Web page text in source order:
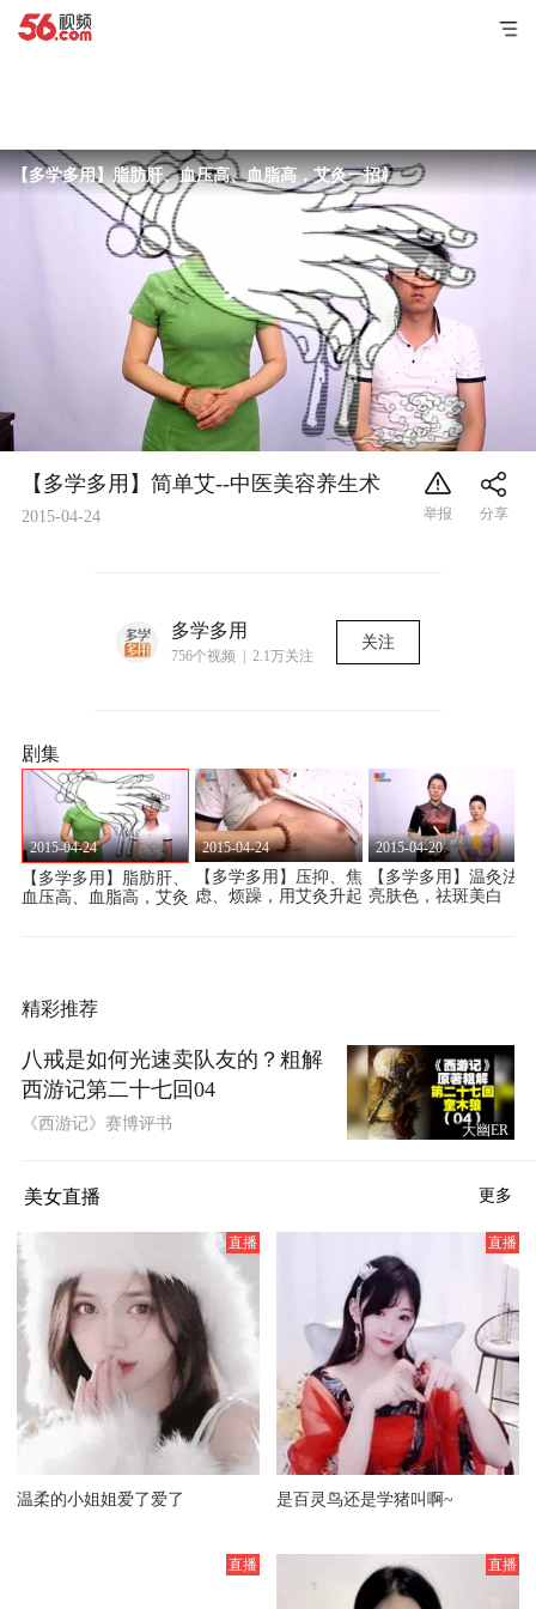
【多学多用】脂肪肝、血压高、血脂高，艾灸一招就灵
【多学多用】简单艾--中医美容养生术
2015-04-24
多学多用
756个视频 | 2.1万关注
关注
剧集
2015-04-24
【多学多用】脂肪肝、
血压高、血脂高，艾灸
2015-04-24
【多学多用】压抑、焦
虑、烦躁，用艾灸升起
2015-04-20
【多学多用】温灸法提
亮肤色，祛斑美白
精彩推荐
八戒是如何光速卖队友的？粗解
西游记第二十七回04
《西游记》赛博评书 大幽ER
美女直播 更多
温柔的小姐姐爱了爱了 是百灵鸟还是学猪叫啊~